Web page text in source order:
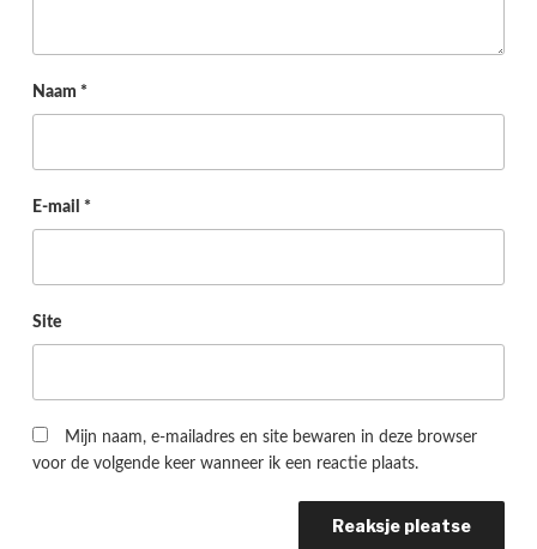
Naam *
E-mail *
Site
Mijn naam, e-mailadres en site bewaren in deze browser
voor de volgende keer wanneer ik een reactie plaats.